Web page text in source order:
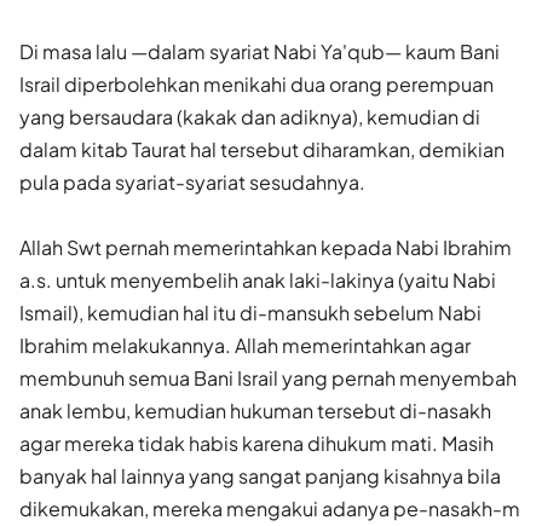
Di masa lalu —dalam syariat Nabi Ya'qub— kaum Bani
Israil diperbolehkan menikahi dua orang perempuan
yang bersaudara (kakak dan adiknya), kemudian di
dalam kitab Taurat hal tersebut diharamkan, demikian
pula pada syariat-syariat sesudahnya.
Allah Swt pernah memerintahkan kepada Nabi Ibrahim
a.s. untuk menyembelih anak laki-lakinya (yaitu Nabi
Ismail), kemudian hal itu di-mansukh sebelum Nabi
Ibrahim melakukannya. Allah memerintahkan agar
membunuh semua Bani Israil yang pernah menyembah
anak lembu, kemudian hukuman tersebut di-nasakh
agar mereka tidak habis karena dihukum mati. Masih
banyak hal lainnya yang sangat panjang kisahnya bila
dikemukakan, mereka mengakui adanya pe-nasakh-m